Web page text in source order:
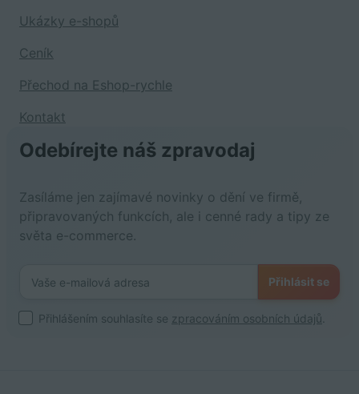
Ukázky e-shopů
Ceník
Přechod na Eshop-rychle
Kontakt
Odebírejte náš zpravodaj
Zasíláme jen zajímavé novinky o dění ve firmě,
připravovaných funkcích, ale i cenné rady a tipy ze
světa e-commerce.
Přihlásit se
Přihlášením souhlasíte se zpracováním osobních údajů